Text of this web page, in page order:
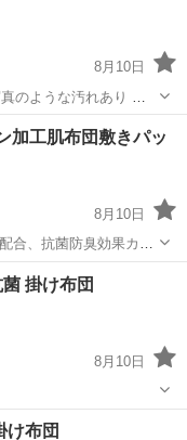
8月10日
します。
料
加工肌布団敷きパッ
8月10日
合、抗菌防臭効果カテ
す。 よろしくお願いし
パッド
ほぼ新品 ボリューム 抗菌 掛け布団
8月10日
リューム
品 ニトリ 暖か 掛け布団